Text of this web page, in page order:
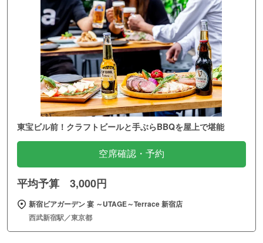
東宝ビル前！クラフトビールと手ぶらBBQを屋上で堪能
空席確認・予約
平均予算 3,000円
新宿ビアガーデン 宴 ～UTAGE～Terrace 新宿店
西武新宿駅／東京都